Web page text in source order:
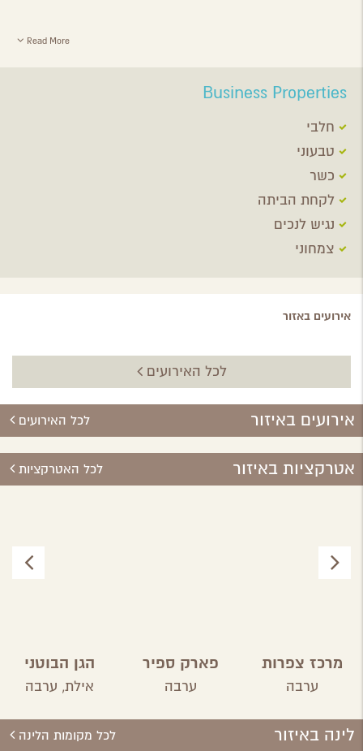
Read More
Business Properties
חלבי
טבעוני
כשר
לקחת הביתה
נגיש לנכים
צמחוני
אירועים באזור
לכל האירועים
אירועים באיזור לכל האירועים
אטרקציות באיזור לכל האטרקציות
מרכז צפרות
בערבה
התיכונה
ערבה
פארק ספיר
ערבה
הגן הבוטני
אילתאילת, ערבה
לינה באיזור לכל מקומות הלינה